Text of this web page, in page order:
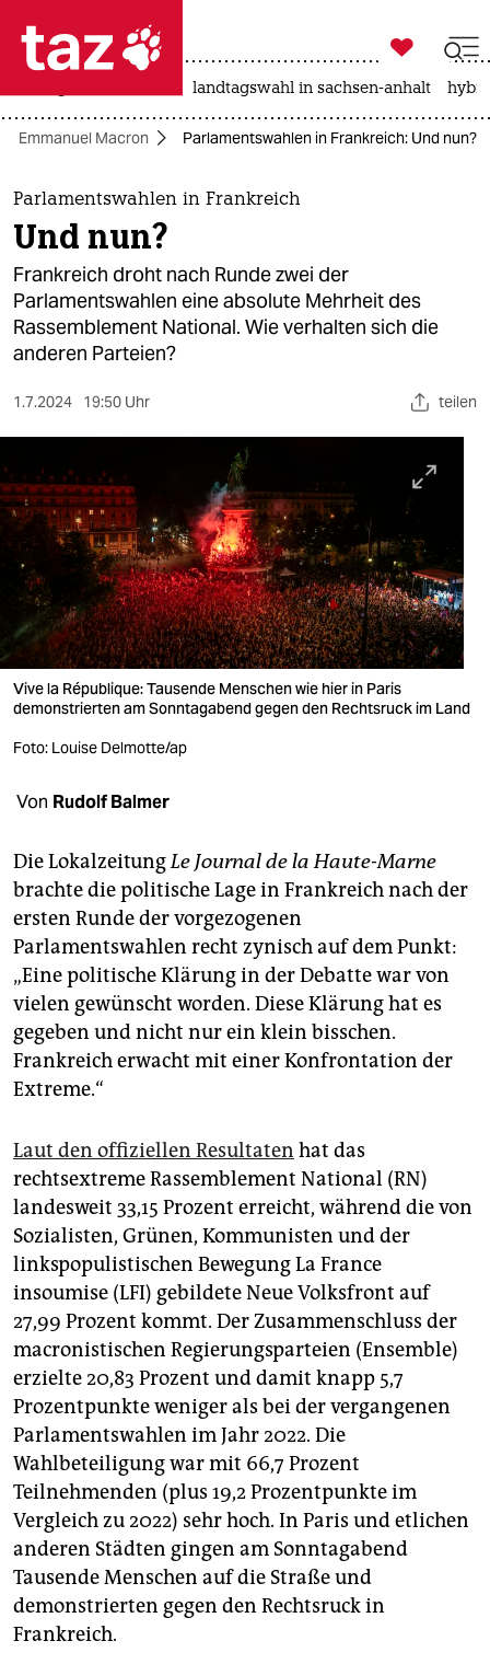
 taz zahl ich
taz zahl ich
themen
politik
öko
gesellschaft
kultur
sport
berlin
nord
wahrheit
verlag
verlag
fragen & hilfe
unterstützen
abo
genossenschaft
epaper login

taz zahl ich
landtagswahl in sachsen-anhalt
Emmanuel Macron Parlamentswahlen in Frankreich: Und nun?
Parlamentswahlen in Frankreich
Und nun?
Frankreich droht nach Runde zwei der
Parlamentswahlen eine absolute Mehrheit des
Rassemblement National. Wie verhalten sich die
anderen Parteien?
1.7.2024 19:50 Uhr teilen
Vive la République: Tausende Menschen wie hier in Paris
demonstrierten am Sonntagabend gegen den Rechtsruck im Land
Foto: Louise Delmotte/ap
Von Rudolf Balmer
Die LokalzeitungLe Journal de la Haute-Marne
brachte die politische Lage in Frankreich nach der
ersten Runde der vorgezogenen
Parlamentswahlen recht zynisch auf dem Punkt:
„Eine politische Klärung in der Debatte war von
vielen gewünscht worden. Diese Klärung hat es
gegeben und nicht nur ein klein bisschen.
Frankreich erwacht mit einer Konfrontation der
Extreme.“
Laut den offiziellen Resultaten hat das
rechtsextreme Rassemblement National (RN)
landesweit 33,15 Prozent erreicht, während die von
Sozialisten, Grünen, Kommunisten und der
linkspopulistischen Bewegung La France
insoumise (LFI) gebildete Neue Volksfront auf
27,99 Prozent kommt. Der Zusammenschluss der
macronistischen Regierungsparteien (Ensemble)
erzielte 20,83 Prozent und damit knapp 5,7
Prozentpunkte weniger als bei der vergangenen
Parlamentswahlen im Jahr 2022. Die
Wahlbeteiligung war mit 66,7 Prozent
Teilnehmenden (plus 19,2 Prozentpunkte im
Vergleich zu 2022) sehr hoch. In Paris und etlichen
anderen Städten gingen am Sonntagabend
Tausende Menschen auf die Straße und
demonstrierten gegen den Rechtsruck in
Frankreich.